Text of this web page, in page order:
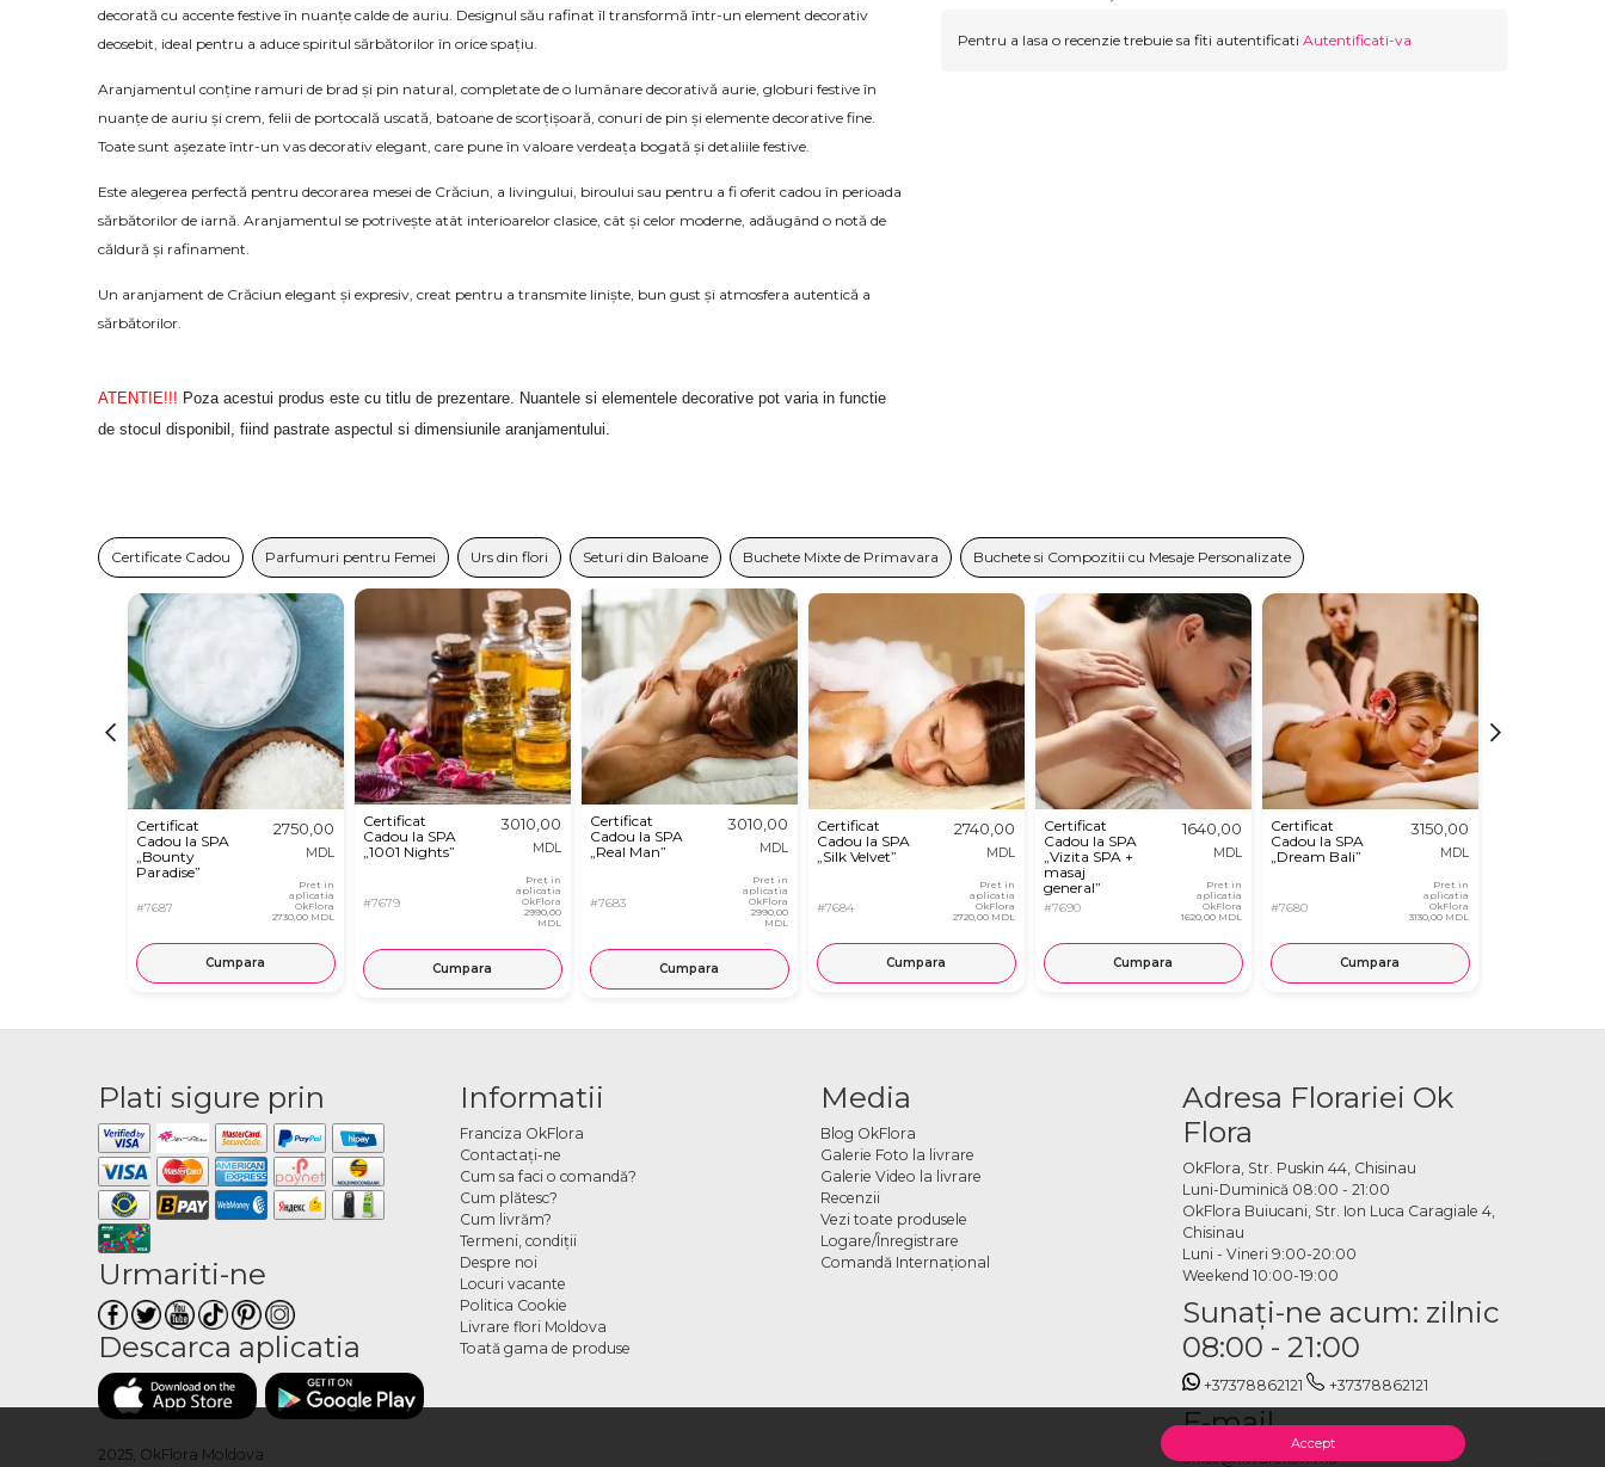
Accept
decorată cu accente festive în nuanțe calde de auriu. Designul său rafinat îl transformă într-un element decorativ
deosebit, ideal pentru a aduce spiritul sărbătorilor în orice spațiu.
Aranjamentul conține ramuri de brad și pin natural, completate de o lumânare decorativă aurie, globuri festive în
nuanțe de auriu și crem, felii de portocală uscată, batoane de scorțișoară, conuri de pin și elemente decorative fine.
Toate sunt așezate într-un vas decorativ elegant, care pune în valoare verdeața bogată și detaliile festive.
Este alegerea perfectă pentru decorarea mesei de Crăciun, a livingului, biroului sau pentru a fi oferit cadou în perioada
sărbătorilor de iarnă. Aranjamentul se potrivește atât interioarelor clasice, cât și celor moderne, adăugând o notă de
căldură și rafinament.
Un aranjament de Crăciun elegant și expresiv, creat pentru a transmite liniște, bun gust și atmosfera autentică a
sărbătorilor.
ATENTIE!!! Poza acestui produs este cu titlu de prezentare. Nuantele si elementele decorative pot varia in functie
de stocul disponibil, fiind pastrate aspectul si dimensiunile aranjamentului.
Pentru a lasa o recenzie trebuie sa fiti autentificati Autentificati-va
Certificate Cadou Parfumuri pentru Femei Urs din flori Seturi din Baloane Buchete Mixte de Primavara Buchete si Compozitii cu Mesaje Personalizate
Certificat
Cadou la SPA
„Bounty
Paradise”
#7687
2750,00
MDL
Pret in
aplicatia
OkFlora
2730,00 MDL
Cumpara
Certificat
Cadou la SPA
„1001 Nights”
#7679
3010,00
MDL
Pret in
aplicatia
OkFlora
2990,00
MDL
Cumpara
Certificat
Cadou la SPA
„Real Man”
#7683
3010,00
MDL
Pret in
aplicatia
OkFlora
2990,00
MDL
Cumpara
Certificat
Cadou la SPA
„Silk Velvet”
#7684
2740,00
MDL
Pret in
aplicatia
OkFlora
2720,00 MDL
Cumpara
Certificat
Cadou la SPA
„Vizita SPA +
masaj
general”
#7690
1640,00
MDL
Pret in
aplicatia
OkFlora
1620,00 MDL
Cumpara
Certificat
Cadou la SPA
„Dream Bali”
#7680
3150,00
MDL
Pret in
aplicatia
OkFlora
3130,00 MDL
Cumpara
Plati sigure prin
Urmariti-ne
Descarca aplicatia
2025, OkFlora Moldova
Informatii
Franciza OkFlora
Contactaţi-ne
Cum sa faci o comandă?
Cum plătesc?
Cum livrăm?
Termeni, condiţii
Despre noi
Locuri vacante
Politica Cookie
Livrare flori Moldova
Toată gama de produse
Media
Blog OkFlora
Galerie Foto la livrare
Galerie Video la livrare
Recenzii
Vezi toate produsele
Logare/Înregistrare
Comandă Internațional
Adresa Florariei Ok
Flora
OkFlora, Str. Puskin 44, Chisinau
Luni-Duminică 08:00 - 21:00
OkFlora Buiucani, Str. Ion Luca Caragiale 4,
Chisinau
Luni - Vineri 9:00-20:00
Weekend 10:00-19:00
Sunaţi-ne acum: zilnic
08:00 - 21:00
+37378862121 +37378862121
E-mail
office@livrareflori.md